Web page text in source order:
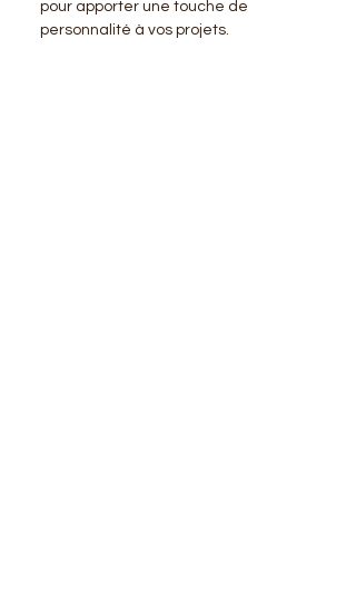
pour apporter une touche de
personnalité à vos projets.